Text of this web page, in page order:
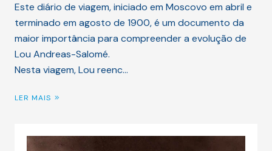
Este diário de viagem, iniciado em Moscovo em abril e
terminado em agosto de 1900, é um documento da
maior importância para compreender a evolução de
Lou Andreas-Salomé.
Nesta viagem, Lou reenc…
LER MAIS